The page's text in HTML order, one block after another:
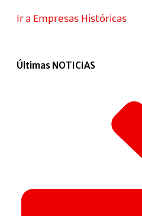
Ir a Empresas Históricas
Últimas NOTICIAS